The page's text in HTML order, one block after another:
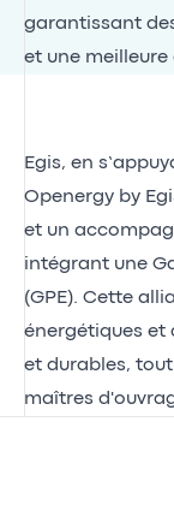
garantissant
et une meilleure
Egis, en
Openergy by
et un
intégrant une
(GPE). Cette
énergétiques et
et durables,
maîtres